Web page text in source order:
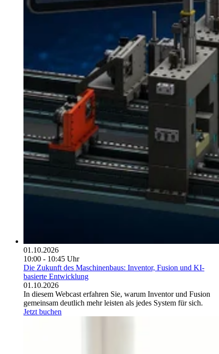
01.10.2026
10:00 - 10:45 Uhr
Die Zukunft des Maschinenbaus: Inventor, Fusion und KI-
basierte Entwicklung
01.10.2026
In diesem Webcast erfahren Sie, warum Inventor und Fusion
gemeinsam deutlich mehr leisten als jedes System für sich.
Jetzt buchen